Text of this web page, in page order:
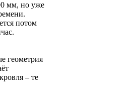
мм, но уже
потом
геометрия
– те